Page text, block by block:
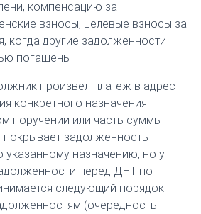
компенсацию за
взносы, целевые взносы за
когда другие задолженности
погашены.
произвел платеж в адрес
конкретного назначения
поручении или часть суммы
задолженность
указанному назначению, но у
перед ДНТ по
следующий порядок
(очередность